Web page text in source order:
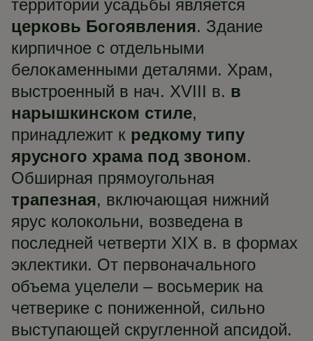
территории усадьбы является
церковь Богоявления. Здание
кирпичное с отдельными
белокаменными деталями. Храм,
выстроенный в нач. XVIII в. в
нарышкинском стиле,
принадлежит к редкому типу
ярусного храма под звоном.
Обширная прямоугольная
трапезная, включающая нижний
ярус колокольни, возведена в
последней четверти XIX в. в формах
эклектики. От первоначального
объема уцелели – восьмерик на
четверике с пониженной, сильно
выступающей скругленной апсидой.